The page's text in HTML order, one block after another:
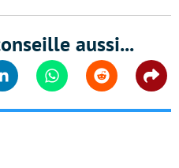
aussi...
Linkedin WhatsappReddit